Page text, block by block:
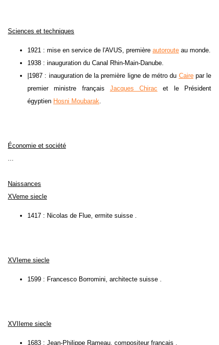
Sciences et techniques
1921 : mise en service de l'AVUS, première autoroute au monde.
1938 : inauguration du Canal Rhin-Main-Danube.
|1987 : inauguration de la première ligne de métro du Cairepar le
premier ministre français Jacques Chirac et le Président
égyptien Hosni Moubarak.
Économie et société
...
Naissances
XVeme siecle
1417 : Nicolas de Flue, ermite suisse .
XVIeme siecle
1599 : Francesco Borromini, architecte suisse .
XVIIeme siecle
1683 : Jean-Philippe Rameau, compositeur français .